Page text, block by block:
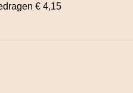
€ 4,15